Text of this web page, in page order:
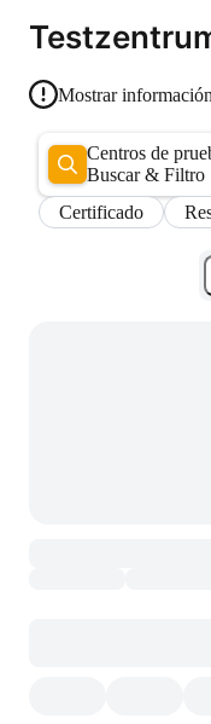
Mostrar información
Centros de
Buscar & Filtro
Certificado